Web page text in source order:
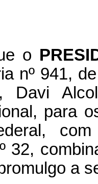
o
nº 941,
Davi
para
32,
a